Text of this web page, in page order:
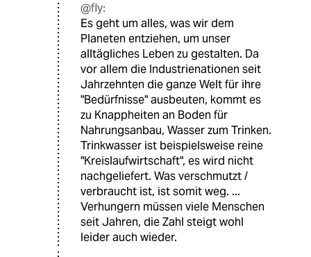
@fly:
Es geht um alles, was wir dem
Planeten entziehen, um unser
alltägliches Leben zu gestalten. Da
vor allem die Industrienationen seit
Jahrzehnten die ganze Welt für ihre
"Bedürfnisse" ausbeuten, kommt es
zu Knappheiten an Boden für
Nahrungsanbau, Wasser zum Trinken.
Trinkwasser ist beispielsweise reine
"Kreislaufwirtschaft", es wird nicht
nachgeliefert. Was verschmutzt /
verbraucht ist, ist somit weg. ...
Verhungern müssen viele Menschen
seit Jahren, die Zahl steigt wohl
leider auch wieder.